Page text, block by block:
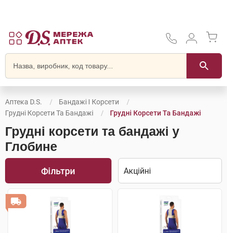
Аптека D.S.
Бандажі І Корсети
Грудні Корсети Та Бандажі
Грудні Корсети Та Бандажі
Грудні корсети та бандажі у
Глобине
Фільтри